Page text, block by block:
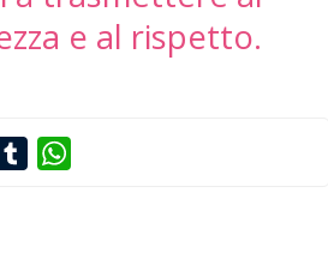
e al rispetto.
Tumblr